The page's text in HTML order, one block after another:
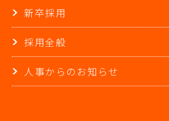
新卒採用
採用全般
人事からのお知らせ